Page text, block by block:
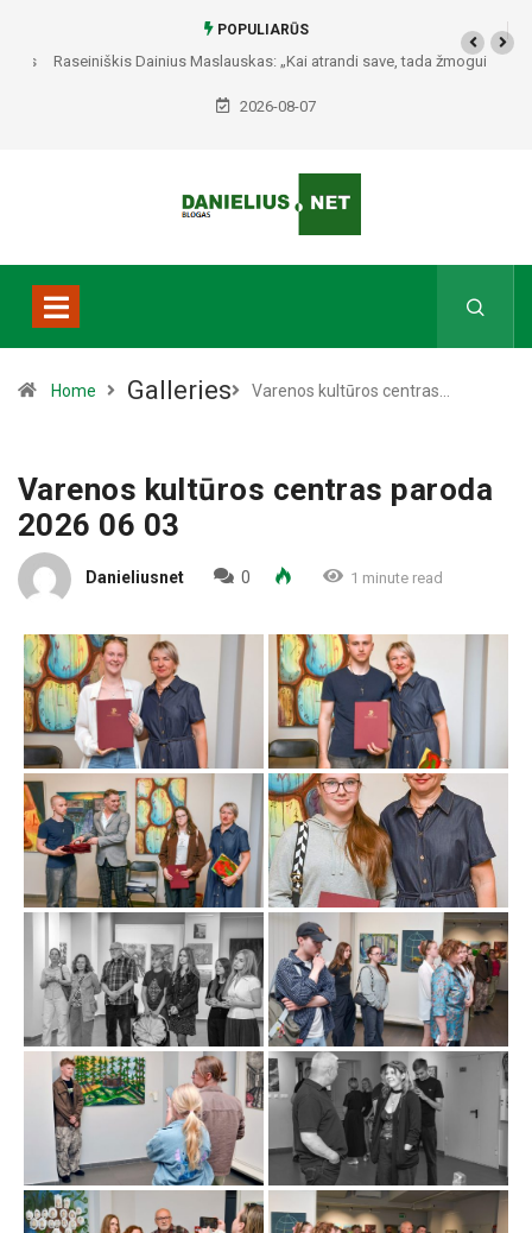
POPULIARŪS
Raseiniškis Dainius Maslauskas: „Kai atrandi save, tada žmogui nieko
2026-08-07
Home Galleries Varenos kultūros centras…
Varenos kultūros centras paroda
2026 06 03
Danieliusnet 0 1 minute read